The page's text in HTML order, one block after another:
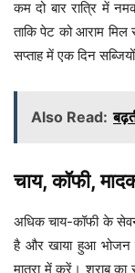
कम दो बार रात्रि में
ताकि पेट को आराम
सप्ताह में एक दिन
Also Read:
चाय, कॉफी,
अधिक चाय-कॉफी के
है और खाया हुआ भोजन
मात्रा में करें। शराब